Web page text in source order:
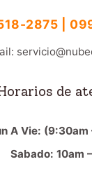
2875 |
de
A Vie: (9:30am
Sabado: 10am